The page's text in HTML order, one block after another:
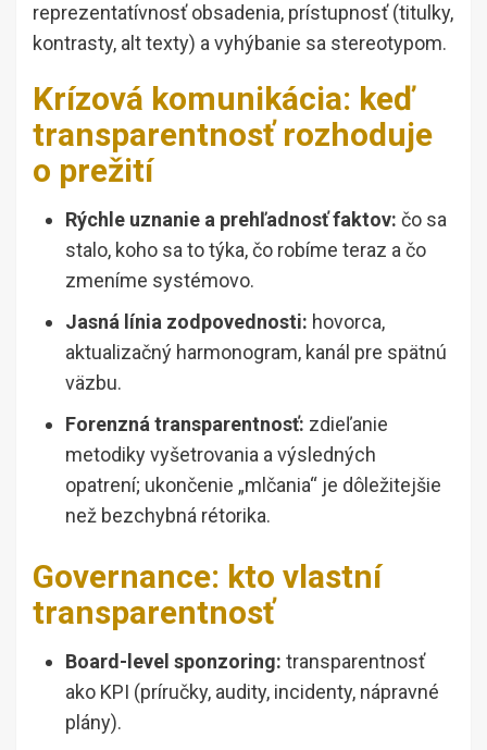
reprezentatívnosť obsadenia, prístupnosť (titulky,
kontrasty, alt texty) a vyhýbanie sa stereotypom.
Krízová komunikácia: keď
transparentnosť rozhoduje
o prežití
Rýchle uznanie a prehľadnosť faktov: čo sa
stalo, koho sa to týka, čo robíme teraz a čo
zmeníme systémovo.
Jasná línia zodpovednosti: hovorca,
aktualizačný harmonogram, kanál pre spätnú
väzbu.
Forenzná transparentnosť: zdieľanie
metodiky vyšetrovania a výsledných
opatrení; ukončenie „mlčania“ je dôležitejšie
než bezchybná rétorika.
Governance: kto vlastní
transparentnosť
Board-level sponzoring: transparentnosť
ako KPI (príručky, audity, incidenty, nápravné
plány).